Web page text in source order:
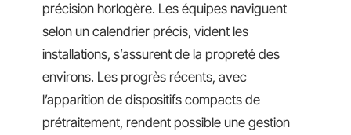
précision horlogère. Les équipes naviguent
selon un calendrier précis, vident les
installations, s’assurent de la propreté des
environs. Les progrès récents, avec
l’apparition de dispositifs compacts de
prétraitement, rendent possible une gestion